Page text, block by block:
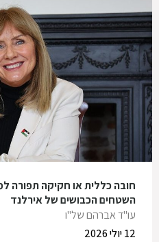
חובה כללית או חקיקה תפורה
השטחים הכבושים של אירלנד
עו"ד אברהם של"ו
12 יולי 2026